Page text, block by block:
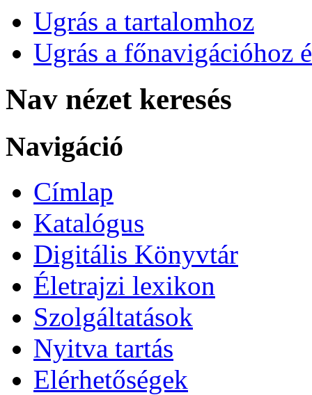
Ugrás a tartalomhoz
Ugrás a főnavigációhoz
Nav nézet keresés
Navigáció
Címlap
Katalógus
Digitális Könyvtár
Életrajzi lexikon
Szolgáltatások
Nyitva tartás
Elérhetőségek